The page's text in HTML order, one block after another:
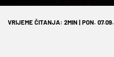
VRIJEME ČITANJA: 2MIN | PON.